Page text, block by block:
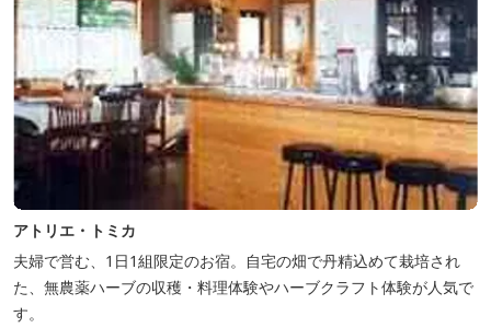
アトリエ・トミカ
夫婦で営む、1日1組限定のお宿。自宅の畑で丹精込めて栽培され
た、無農薬ハーブの収穫・料理体験やハーブクラフト体験が人気で
す。